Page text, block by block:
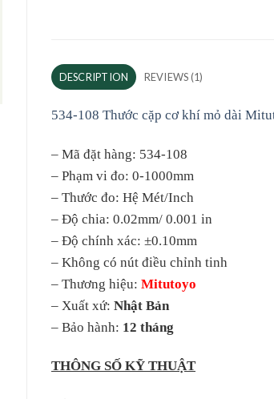
DESCRIPTION REVIEWS (1)
534-108 Thước cặp cơ khí mỏ dài
– Mã đặt hàng: 534-108
– Phạm vi đo: 0-1000mm
– Thước đo: Hệ Mét/Inch
– Độ chia: 0.02mm/ 0.001 in
– Độ chính xác: ±0.10mm
– Không có nút điều chỉnh tinh
– Thương hiệu: Mitutoyo
– Xuất xứ: Nhật Bản
– Bảo hành: 12 tháng
THÔNG SỐ KỸ THUẬT